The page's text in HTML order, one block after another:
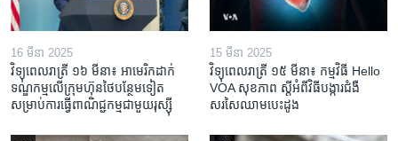
16 មីនា 2025
វិទ្យុពេលរាត្រី ១៦ មីនា៖ អាមេរិក​ដាក់​
ទណ្ឌកម្ម​លើ​ក្រុមហ៊ុន​ថៃ​បន្ថែម​ទៀត​
សម្រាប់​ការ​ធ្វើ​ពាណិជ្ជកម្ម​ជាមួយ​រុស្ស៊ី
15 មីនា 2025
វិទ្យុពេលរាត្រី ១៥ មីនា៖ កម្មវិធី ​Hello
VOA សុខភាព ស្ដី​អំពី​វិធី​បង្ការ​ជំងឺ​
សរសៃ​ឈាម​បេះដូង